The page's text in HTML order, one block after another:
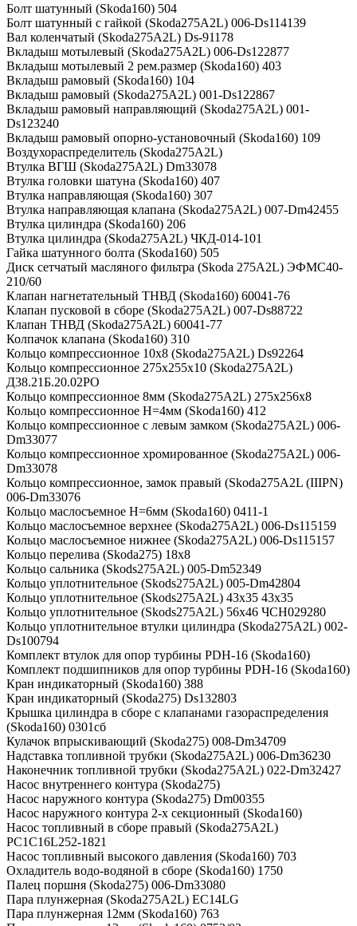
Болт шатунный (Skoda160) 504
Болт шатунный с гайкой (Skoda275A2L) 006-Ds114139
Вал коленчатый (Skoda275A2L) Ds-91178
Вкладыш мотылевый (Skoda275A2L) 006-Ds122877
Вкладыш мотылевый 2 рем.размер (Skoda160) 403
Вкладыш рамовый (Skoda160) 104
Вкладыш рамовый (Skoda275A2L) 001-Ds122867
Вкладыш рамовый направляющий (Skoda275A2L) 001-
Ds123240
Вкладыш рамовый опорно-установочный (Skoda160) 109
Воздухораспределитель (Skoda275A2L)
Втулка ВГШ (Skoda275A2L) Dm33078
Втулка головки шатуна (Skoda160) 407
Втулка направляющая (Skoda160) 307
Втулка направляющая клапана (Skoda275A2L) 007-Dm42455
Втулка цилиндра (Skoda160) 206
Втулка цилиндра (Skoda275A2L) ЧКД-014-101
Гайка шатунного болта (Skoda160) 505
Диск сетчатый масляного фильтра (Skoda 275A2L) ЭФМС40-
210/60
Клапан нагнетательный ТНВД (Skoda160) 60041-76
Клапан пусковой в сборе (Skoda275A2L) 007-Ds88722
Клапан ТНВД (Skoda275A2L) 60041-77
Колпачок клапана (Skoda160) 310
Кольцо компрессионное 10х8 (Skoda275A2L) Ds92264
Кольцо компрессионное 275х255х10 (Skoda275A2L)
Д38.21Б.20.02РО
Кольцо компрессионное 8мм (Skoda275A2L) 275х256х8
Кольцо компрессионное H=4мм (Skoda160) 412
Кольцо компрессионное с левым замком (Skoda275A2L) 006-
Dm33077
Кольцо компрессионное хромированное (Skoda275A2L) 006-
Dm33078
Кольцо компрессионное, замок правый (Skoda275A2L (IIIPN)
006-Dm33076
Кольцо маслосъемное H=6мм (Skoda160) 0411-1
Кольцо маслосъемное верхнее (Skoda275A2L) 006-Ds115159
Кольцо маслосъемное нижнее (Skoda275A2L) 006-Ds115157
Кольцо перелива (Skoda275) 18х8
Кольцо сальника (Skods275A2L) 005-Dm52349
Кольцо уплотнительное (Skods275A2L) 005-Dm42804
Кольцо уплотнительное (Skods275A2L) 43х35 43х35
Кольцо уплотнительное (Skods275A2L) 56х46 ЧСН029280
Кольцо уплотнительное втулки цилиндра (Skoda275A2L) 002-
Ds100794
Комплект втулок для опор турбины PDH-16 (Skoda160)
Комплект подшипников для опор турбины PDH-16 (Skoda160)
Кран индикаторный (Skoda160) 388
Кран индикаторный (Skoda275) Ds132803
Крышка цилиндра в сборе с клапанами газораспределения
(Skoda160) 0301сб
Кулачок впрыскивающий (Skoda275) 008-Dm34709
Надставка топливной трубки (Skoda275A2L) 006-Dm36230
Наконечник топливной трубки (Skoda275A2L) 022-Dm32427
Насос внутреннего контура (Skoda275)
Насос наружного контура (Skoda275) Dm00355
Насос наружного контура 2-х секционный (Skoda160)
Насос топливный в сборе правый (Skoda275A2L)
PC1C16L252-1821
Насос топливный высокого давления (Skoda160) 703
Охладитель водо-водяной в сборе (Skoda160) 1750
Палец поршня (Skoda275) 006-Dm33080
Пара плунжерная (Skoda275A2L) EC14LG
Пара плунжерная 12мм (Skoda160) 763